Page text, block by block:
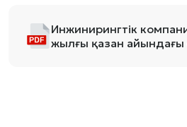
Инжинирингтік
жылғы қазан айындағы